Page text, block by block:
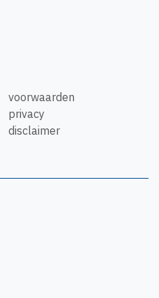
voorwaarden
privacy
disclaimer